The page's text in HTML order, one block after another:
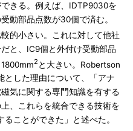
きる。例えば、IDTP9030を
動部品点数が30個で済む。
較的小さい。これに対して他社
と、IC9個と外付け受動部品
2 と大きい。Robertson
とした理由について、「アナ
気に関する専門知識を有する
、これらを統合できる技術を
ことができた」と述べた。